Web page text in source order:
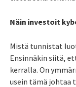
Näin investoit
Mistä tunnistat
Ensinnäkin siitä,
kerralla. On
usein tämä johtaa